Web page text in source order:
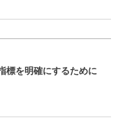
標を明確にするために